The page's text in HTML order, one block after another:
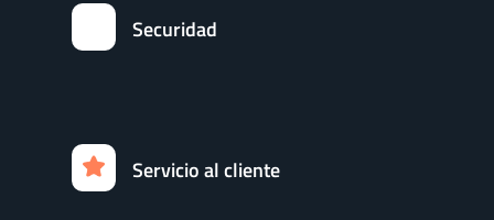
Securidad
Servicio al cliente